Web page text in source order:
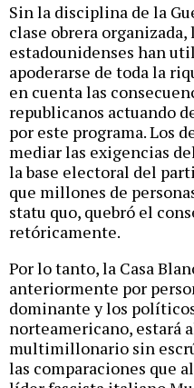
Sin la disciplina de la
clase obrera
estadounidenses han
apoderarse de toda la
en cuenta las
republicanos actuando
por este programa. Los
mediar las exigencias
la base electoral del
que millones de
statu quo, quebró el
retóricamente.
Por lo tanto, la Casa
anteriormente por
dominante y los
norteamericano, estará
multimillonario sin
las comparaciones que